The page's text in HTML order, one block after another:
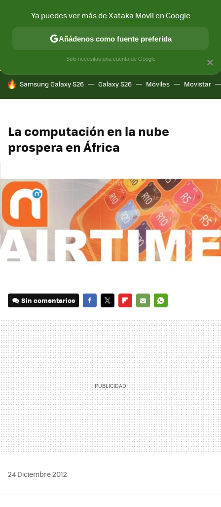
CONECTIVIDAD MÓVIL Y SOCIEDAD APLICACIONES
HOY SE HABLA DE
Samsung Galaxy S26 Galaxy S26 Móviles Movistar
La computación en la nube
prospera en África
Sin comentarios
MAIL
24 Diciembre 2012
×
Ya puedes ver más de Xataka Movil en Google
Añádenos como fuente preferida
Solo necesitas una cuenta de Google